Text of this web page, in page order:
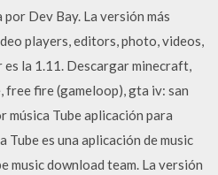
Dev Bay. La versión más
players, editors, photo, videos,
la 1.11. Descargar minecraft,
fire (gameloop), gta iv: san
música Tube aplicación para
Tube es una aplicación de music
download team. La versión